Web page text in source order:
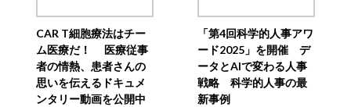
CAR T細胞療法はチー
ム医療だ！ 医療従事
者の情熱、患者さんの
思いを伝えるドキュメ
ンタリー動画を公開中
「第4回科学的人事アワ
ード2025」を開催 デ
ータとAIで変わる人事
戦略 科学的人事の最
新事例